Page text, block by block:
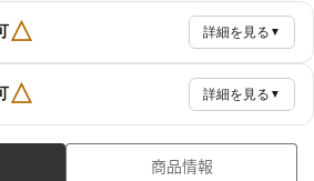
△ 詳細を見る ▼
△ 詳細を見る ▼
商品情報